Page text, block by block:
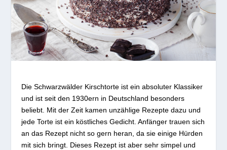
Die Schwarzwälder Kirschtorte ist ein absoluter Klassiker
und ist seit den 1930ern in Deutschland besonders
beliebt. Mit der Zeit kamen unzählige Rezepte dazu und
jede Torte ist ein köstliches Gedicht. Anfänger trauen sich
an das Rezept nicht so gern heran, da sie einige Hürden
mit sich bringt. Dieses Rezept ist aber sehr simpel und